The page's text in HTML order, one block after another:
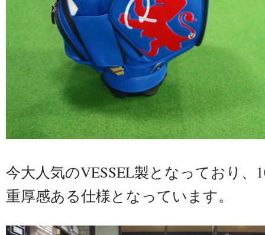
今大人気のVESSEL製となっており、
重厚感ある仕様となっています。